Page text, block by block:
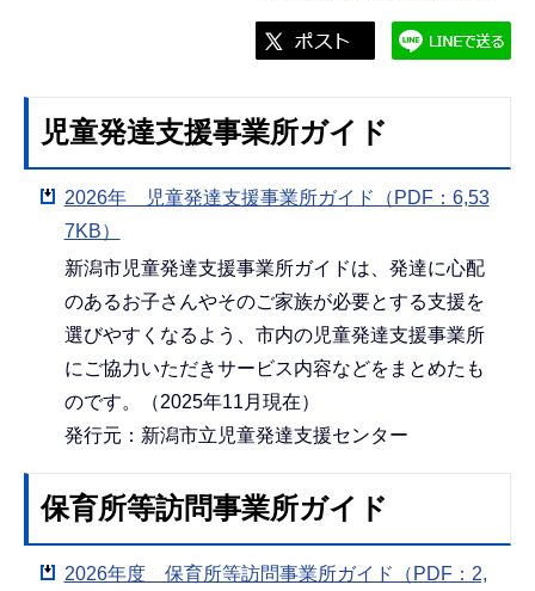
児童発達支援事業所ガイド
2026年 児童発達支援事業所ガイド（PDF：6,53
7KB）
新潟市児童発達支援事業所ガイドは、発達に心配
のあるお子さんやそのご家族が必要とする支援を
選びやすくなるよう、市内の児童発達支援事業所
にご協力いただきサービス内容などをまとめたも
のです。（2025年11月現在）
発行元：新潟市立児童発達支援センター
保育所等訪問事業所ガイド
2026年度 保育所等訪問事業所ガイド（PDF：2,